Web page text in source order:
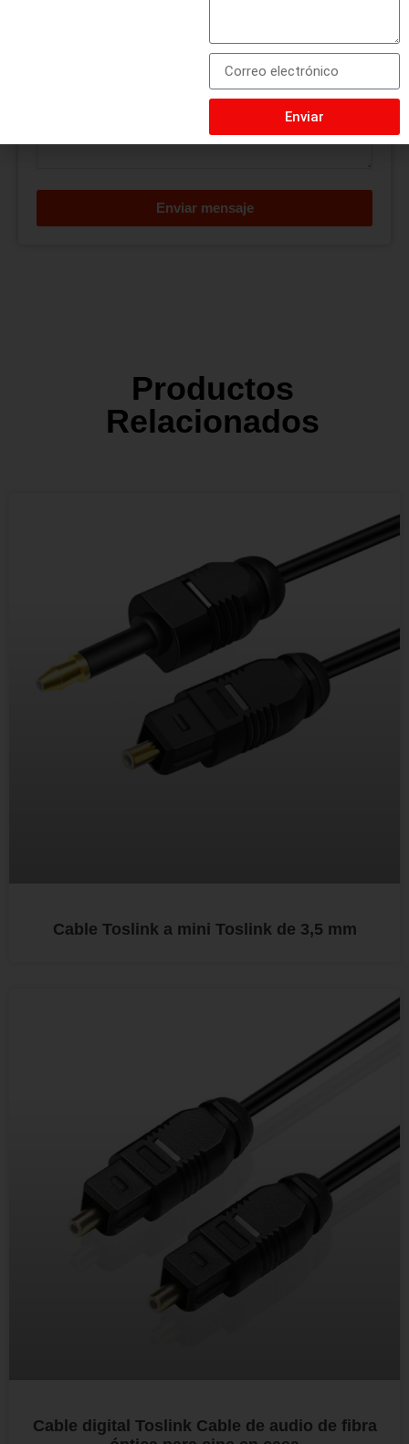
Enviar mensaje
Productos
Relacionados
Cable Toslink a mini Toslink de 3,5 mm
Cable digital Toslink Cable de audio de fibra
Enviar